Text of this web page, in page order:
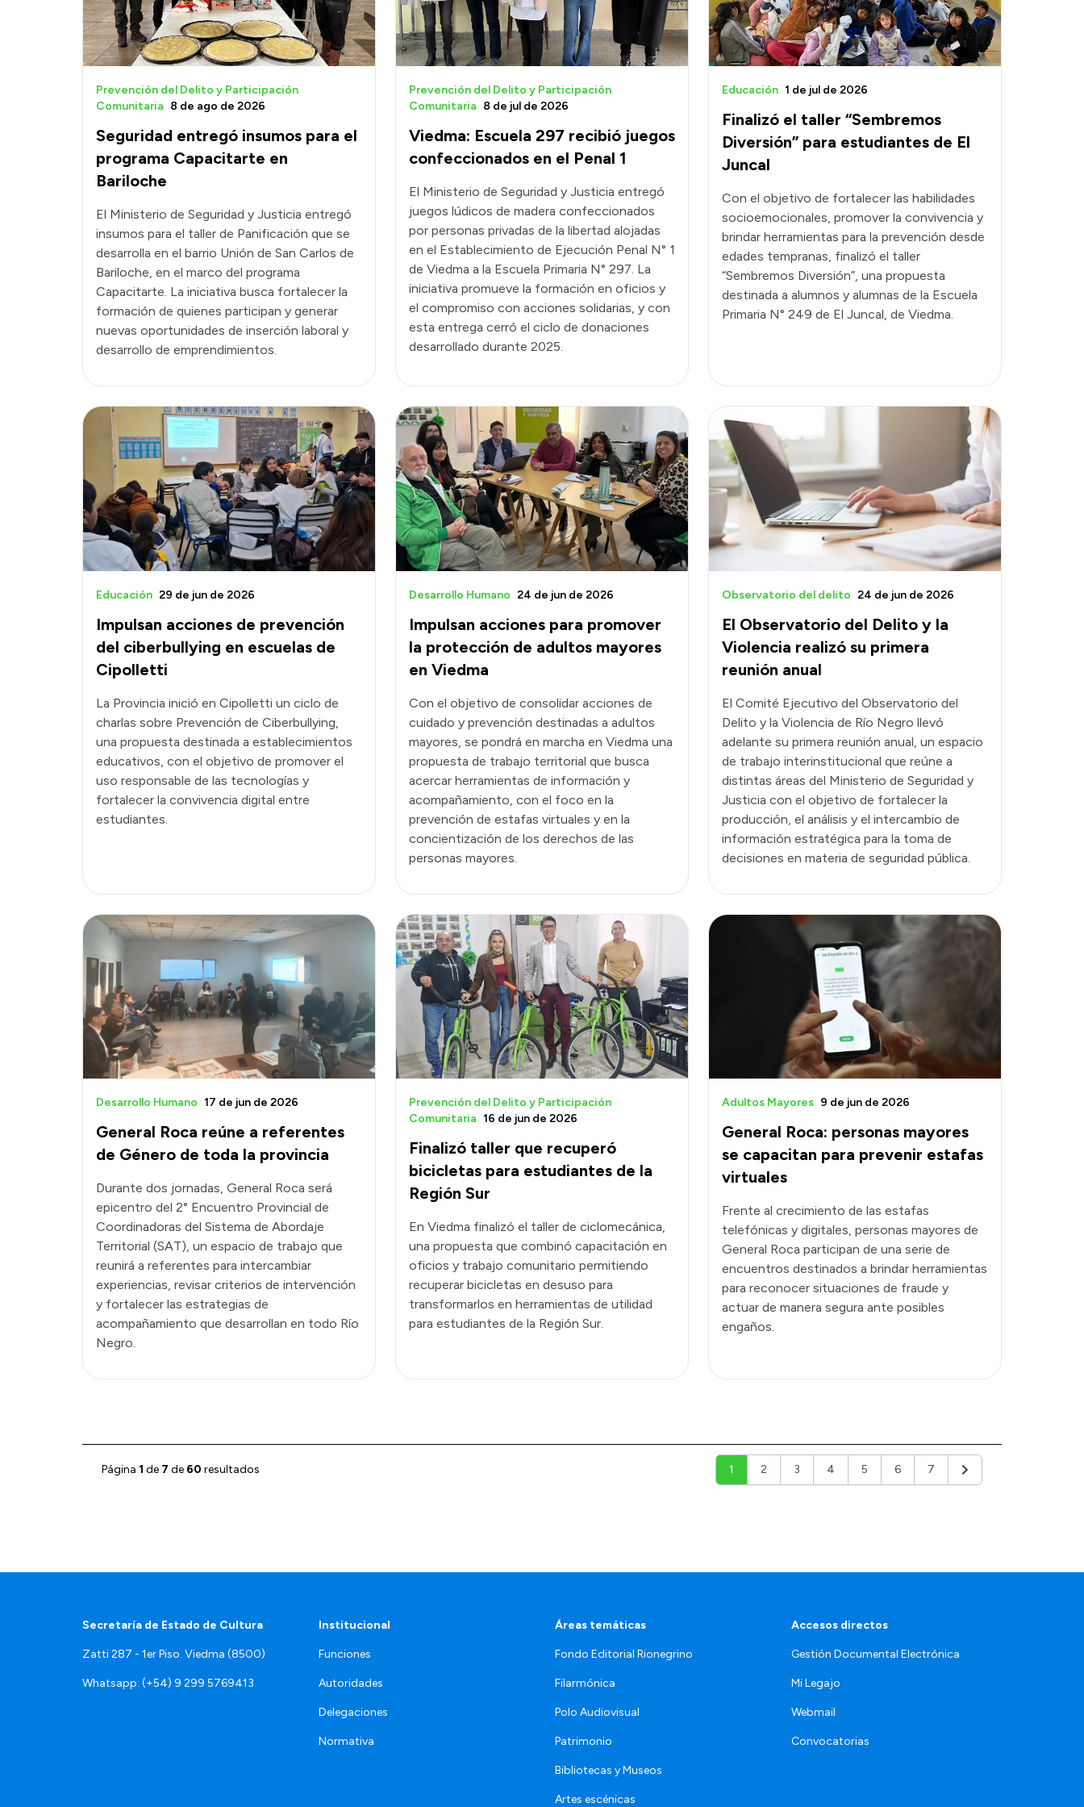
Seguridad entregó insumos para el
programa Capacitarte en
Bariloche
Prevención del Delito y Participación
Comunitaria 8 de ago de 2026
El Ministerio de Seguridad y Justicia entregó
insumos para el taller de Panificación que se
desarrolla en el barrio Unión de San Carlos de
Bariloche, en el marco del programa
Capacitarte. La iniciativa busca fortalecer la
formación de quienes participan y generar
nuevas oportunidades de inserción laboral y
desarrollo de emprendimientos.
Viedma: Escuela 297 recibió juegos
confeccionados en el Penal 1
Prevención del Delito y Participación
Comunitaria 8 de jul de 2026
El Ministerio de Seguridad y Justicia entregó
juegos lúdicos de madera confeccionados
por personas privadas de la libertad alojadas
en el Establecimiento de Ejecución Penal N° 1
de Viedma a la Escuela Primaria N° 297. La
iniciativa promueve la formación en oficios y
el compromiso con acciones solidarias, y con
esta entrega cerró el ciclo de donaciones
desarrollado durante 2025.
Finalizó el taller “Sembremos
Diversión” para estudiantes de El
Juncal
Educación 1 de jul de 2026
Con el objetivo de fortalecer las habilidades
socioemocionales, promover la convivencia y
brindar herramientas para la prevención desde
edades tempranas, finalizó el taller
“Sembremos Diversión”, una propuesta
destinada a alumnos y alumnas de la Escuela
Primaria N° 249 de El Juncal, de Viedma.
Impulsan acciones de prevención
del ciberbullying en escuelas de
Cipolletti
Educación 29 de jun de 2026
La Provincia inició en Cipolletti un ciclo de
charlas sobre Prevención de Ciberbullying,
una propuesta destinada a establecimientos
educativos, con el objetivo de promover el
uso responsable de las tecnologías y
fortalecer la convivencia digital entre
estudiantes.
Impulsan acciones para promover
la protección de adultos mayores
en Viedma
Desarrollo Humano 24 de jun de 2026
Con el objetivo de consolidar acciones de
cuidado y prevención destinadas a adultos
mayores, se pondrá en marcha en Viedma una
propuesta de trabajo territorial que busca
acercar herramientas de información y
acompañamiento, con el foco en la
prevención de estafas virtuales y en la
concientización de los derechos de las
personas mayores.
El Observatorio del Delito y la
Violencia realizó su primera
reunión anual
Observatorio del delito 24 de jun de 2026
El Comité Ejecutivo del Observatorio del
Delito y la Violencia de Río Negro llevó
adelante su primera reunión anual, un espacio
de trabajo interinstitucional que reúne a
distintas áreas del Ministerio de Seguridad y
Justicia con el objetivo de fortalecer la
producción, el análisis y el intercambio de
información estratégica para la toma de
decisiones en materia de seguridad pública.
General Roca reúne a referentes
de Género de toda la provincia
Desarrollo Humano 17 de jun de 2026
Durante dos jornadas, General Roca será
epicentro del 2° Encuentro Provincial de
Coordinadoras del Sistema de Abordaje
Territorial (SAT), un espacio de trabajo que
reunirá a referentes para intercambiar
experiencias, revisar criterios de intervención
y fortalecer las estrategias de
acompañamiento que desarrollan en todo Río
Negro.
Finalizó taller que recuperó
bicicletas para estudiantes de la
Región Sur
Prevención del Delito y Participación
Comunitaria 16 de jun de 2026
En Viedma finalizó el taller de ciclomecánica,
una propuesta que combinó capacitación en
oficios y trabajo comunitario permitiendo
recuperar bicicletas en desuso para
transformarlos en herramientas de utilidad
para estudiantes de la Región Sur.
General Roca: personas mayores
se capacitan para prevenir estafas
virtuales
Adultos Mayores 9 de jun de 2026
Frente al crecimiento de las estafas
telefónicas y digitales, personas mayores de
General Roca participan de una serie de
encuentros destinados a brindar herramientas
para reconocer situaciones de fraude y
actuar de manera segura ante posibles
engaños.
Página 1 de 7 de 60 resultados 1 2 3 4 5 6 7 Siguiente
Secretaría de Estado de Cultura
Zatti 287 - 1er Piso. Viedma (8500)
Whatsapp: (+54) 9 299 5769413
Institucional
Funciones
Autoridades
Delegaciones
Normativa
Áreas temáticas
Fondo Editorial Rionegrino
Filarmónica
Polo Audiovisual
Patrimonio
Bibliotecas y Museos
Artes escénicas
Accesos directos
Gestión Documental Electrónica
Mi Legajo
Webmail
Convocatorias